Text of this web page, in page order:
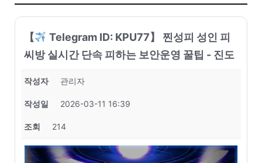
【
Telegram ID: KPU77】 찐성피 성인 피
씨방 실시간 단속 피하는 보안운영 꿀팁 - 진도
작성자 관리자
작성일 2026-03-11 16:39
조회 214